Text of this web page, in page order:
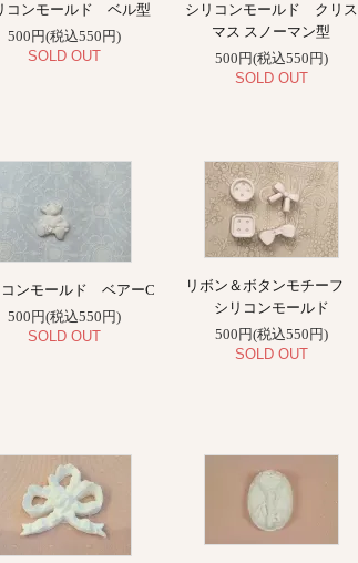
コンモールド ベル型
500円(税込550円)
SOLD OUT
シリコンモールド クリス
マス スノーマン型
500円(税込550円)
SOLD OUT
ンモールド ベアーC
500円(税込550円)
SOLD OUT
リボン＆ボタンモチーフ
シリコンモールド
500円(税込550円)
SOLD OUT